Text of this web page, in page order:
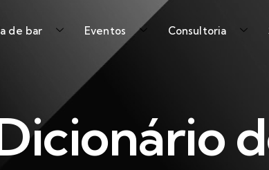
de bar Eventos Consultoria